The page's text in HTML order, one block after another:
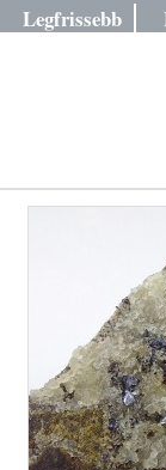
Legfrissebb